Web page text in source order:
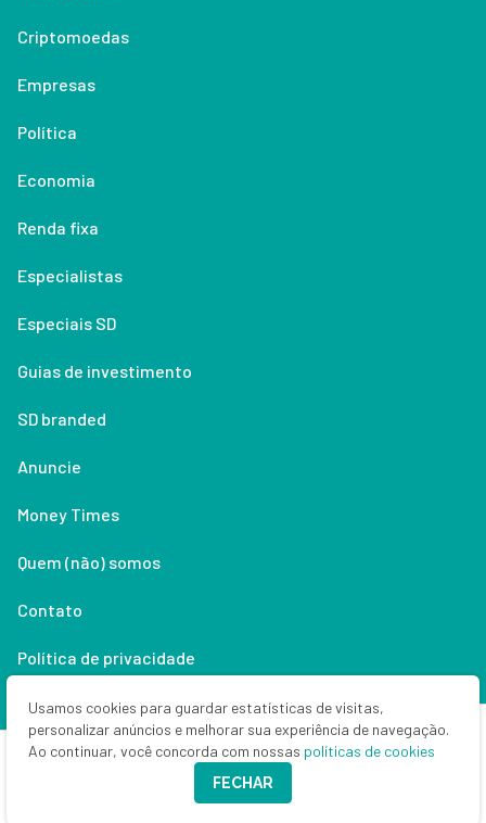
Criptomoedas
Empresas
Política
Economia
Renda fixa
Especialistas
Especiais SD
Guias de investimento
SD branded
Anuncie
Money Times
Quem (não) somos
Contato
Política de privacidade
Lifestyle
Copyright © 2026 Seu Dinheiro. Todos os direitos reservados.
CNPJ: 33.523.405/0001-63
Usamos cookies para guardar estatísticas de visitas,
personalizar anúncios e melhorar sua experiência de navegação.
Ao continuar, você concorda com nossas políticas de cookies
FECHAR